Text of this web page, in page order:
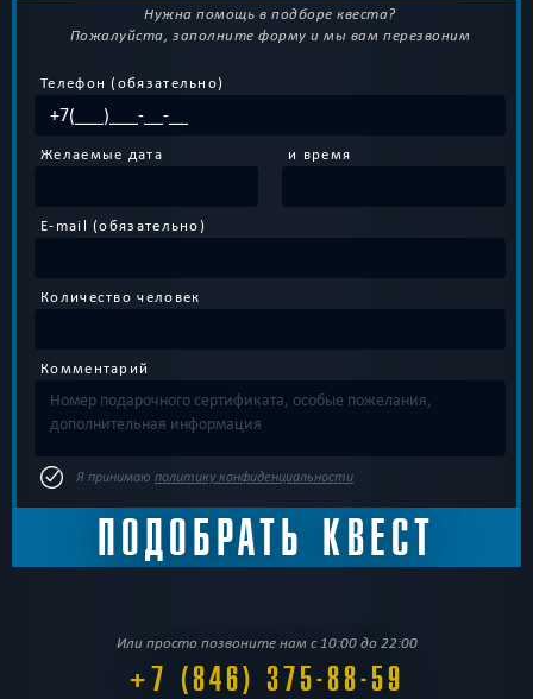
Нужна помощь в подборе квеста?
Пожалуйста, заполните форму и мы вам перезвоним
Телефон (обязательно)
Желаемые дата и время
E-mail (обязательно)
Количество человек
Комментарий
Я принимаю политику конфиденциальности
Или просто позвоните нам с 10:00 до 22:00
+7 (846) 375-88-59